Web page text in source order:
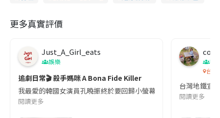
更多真實評價
Just_A_Girl_eats
娛樂
追劇日常🎬 殺手媽咪 A Bona Fide Killer
我最愛的韓國女演員孔曉振終於要回歸小螢幕啦!這次的劇本改編
閱讀更多
co
吹
台灣
台灣地鐵宣
閱讀更多